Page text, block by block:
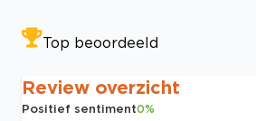
Top beoordeeld
Review overzicht
Positief sentiment0%